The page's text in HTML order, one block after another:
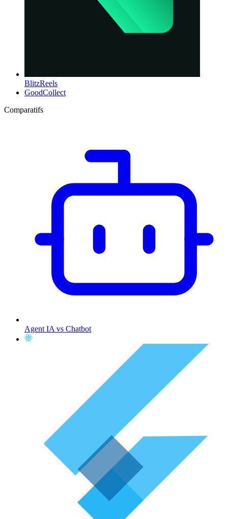
BlitzReels
GoodCollect
Comparatifs
Agent IA vs Chatbot